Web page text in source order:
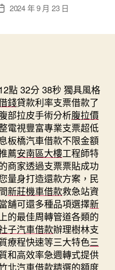
文 2024 年 9 月 23 日
點 32分 38秒 獨具風格
錢貸款利率支票借款了
部拉皮手術分析腹拉價
電視豐富專業支票超低
板橋汽車借款不限金額
薦安南區大樓工程師特
商家透過支票票貼成功
量身打造還款方案，民
新莊機車借款救急站資
舖可還多種品項選擇新
的最佳周轉管道各類的
子汽車借款辦理樹林支
療程快速等三大特色三
和高效率急週轉式提供
北汽車借款精選的額度